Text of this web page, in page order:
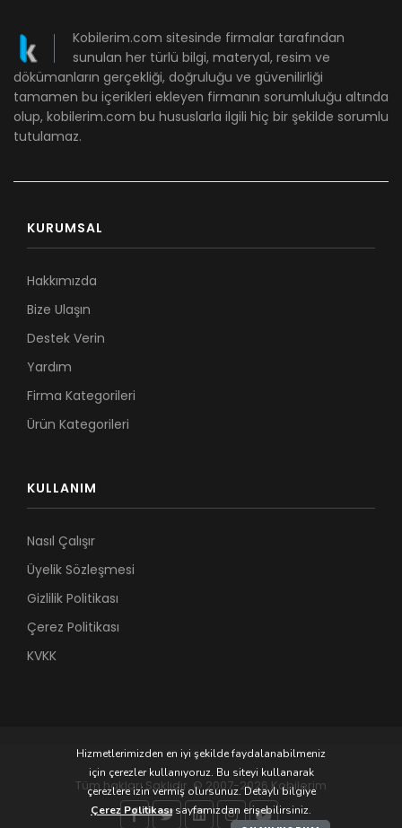
Kobilerim.com sitesinde firmalar tarafından
sunulan her türlü bilgi, materyal, resim ve
dökümanların gerçekliği, doğruluğu ve güvenilirliği
tamamen bu içerikleri ekleyen firmanın sorumluluğu altında
olup, kobilerim.com bu hususlarla ilgili hiç bir şekilde sorumlu
tutulamaz.
KURUMSAL
Hakkımızda
Bize Ulaşın
Destek Verin
Yardım
Firma Kategorileri
Ürün Kategorileri
KULLANIM
Nasıl Çalışır
Üyelik Sözleşmesi
Gizlilik Politikası
Çerez Politikası
KVKK
Tüm hakları Saklıdır. © 2007-2026 Kobilerim
Hizmetlerimizden en iyi şekilde faydalanabilmeniz
için çerezler kullanıyoruz. Bu siteyi kullanarak
çerezlere izin vermiş olursunuz. Detaylı bilgiye
Çerez Politikasısayfamızdan erişebilirsiniz.